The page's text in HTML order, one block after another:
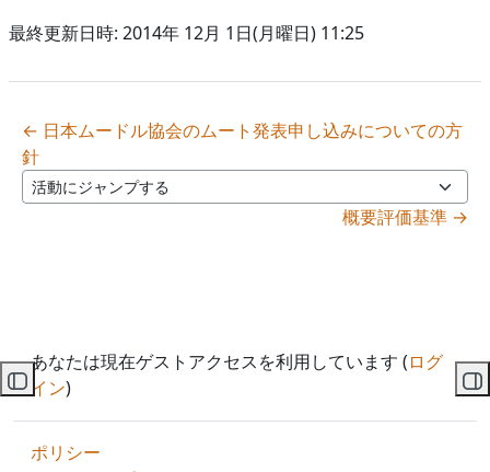
コースインデックスを開く
最終更新日時: 2014年 12月 1日(月曜日) 11:25
← 日本ムードル協会のムート発表申し込みについての方
針
活動にジャンプする
概要評価基準 →
あなたは現在ゲストアクセスを利用しています (ログ
イン)
ポリシー